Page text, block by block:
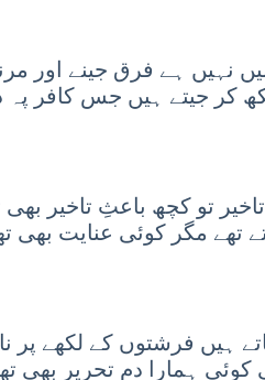
نہیں ہے فرق جینے اور
کر جیتے ہیں جس کافر پہ
تو کچھ باعثِ تاخیر بھی
تھے مگر کوئی عنایت بھی
ہیں فرشتوں کے لکھے پر
کوئی ہمارا دمِ تحریر بھی